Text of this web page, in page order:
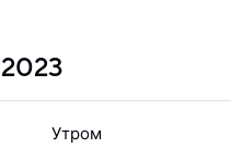
2023
Утром